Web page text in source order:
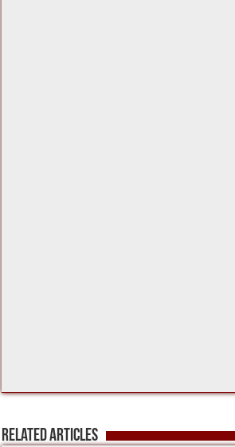
Related Articles